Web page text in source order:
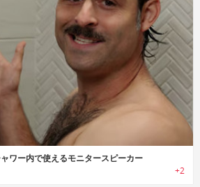
ワー内で使えるモニタースピーカー
+2